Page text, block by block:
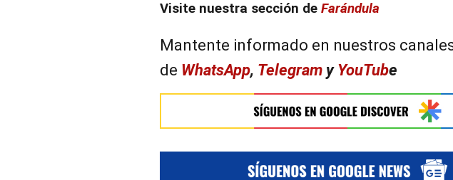
Visite nuestra sección de Farándula
Mantente informado en nuestros
de WhatsApp, Telegram y YouTube